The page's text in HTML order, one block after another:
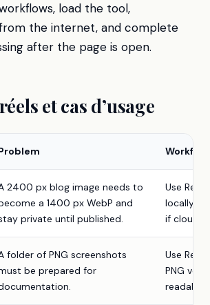
load the tool,
the internet, and complete
after the page is open.
et cas d’usage
Workflow
2400 px blog image needs to
a 1400 px WebP and
private until published.
Use
locally,
if cloud
folder of PNG screenshots
be prepared for
Use
PNG
readable.